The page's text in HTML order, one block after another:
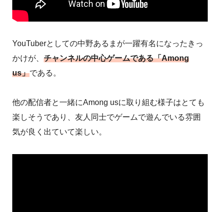
YouTuberとしての中野あるまが一躍有名になったきっ
かけが、 チャンネルの中心ゲームである「Among
us」である。
他の配信者と一緒にAmong usに取り組む様子はとても
楽しそうであり、友人同士でゲームで遊んでいる雰囲
気が良く出ていて楽しい。